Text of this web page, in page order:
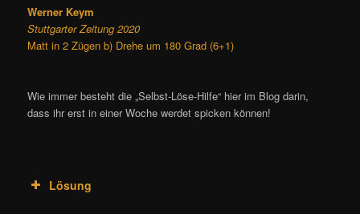
Werner Keym
Stuttgarter Zeitung 2020
Matt in 2 Zügen b) Drehe um 180 Grad (6+1)
Wie immer besteht die „Selbst-Löse-Hilfe“ hier im Blog darin,
dass ihr erst in einer Woche werdet spicken können!
Lösung